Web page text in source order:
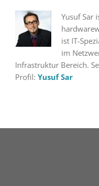
Yusuf Sar
ist IT-
im
Infrastruktur Bereich.
Profil: Yusuf Sar